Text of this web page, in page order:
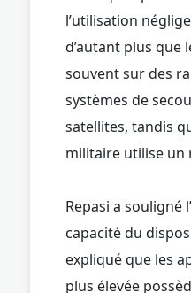
l’utilisation
d’autant plus que
souvent sur des
systèmes de
satellites, tandis
militaire utilise un
Repasi a souligné
capacité du
expliqué que les
plus élevée